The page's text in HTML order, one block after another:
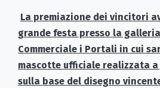
La premiazione dei vincitori
grande festa presso la
Commerciale i Portali in cui
mascotte ufficiale realizzata
sulla base del disegno